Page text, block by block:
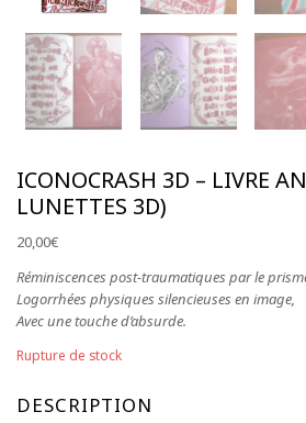
ICONOCRASH 3D – LIVRE
LUNETTES 3D)
20,00€
Réminiscences post-traumatiques par le
Logorrhées physiques silencieuses en image,
Avec une touche d’absurde.
Rupture de stock
DESCRIPTION